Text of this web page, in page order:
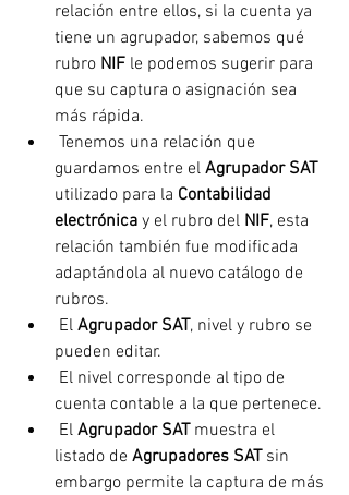
relación entre ellos, si la cuenta ya
tiene un agrupador, sabemos qué
rubro NIF le podemos sugerir para
que su captura o asignación sea
más rápida.
guardamos entre el Agrupador SAT
utilizado para la Contabilidad
electrónica y el rubro del NIF, esta
relación también fue modificada
adaptándola al nuevo catálogo de
rubros.
El Agrupador SAT, nivel y rubro se
pueden editar.
cuenta contable a la que pertenece.
El Agrupador SAT muestra el
listado de Agrupadores SAT sin
embargo permite la captura de más